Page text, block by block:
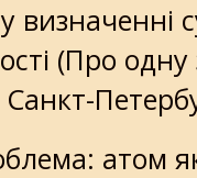
визначенні
(Про
Санкт-
атом